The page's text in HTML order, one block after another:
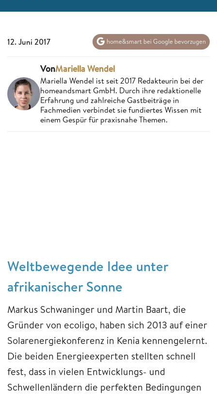
12. Juni 2017 home&smart bei Google bevorzugen
VonMariella Wendel
Mariella Wendel ist seit 2017 Redakteurin bei der
homeandsmart GmbH. Durch ihre redaktionelle
Erfahrung und zahlreiche Gastbeiträge in
Fachmedien verbindet sie fundiertes Wissen mit
einem Gespür für praxisnahe Themen.
Weltbewegende Idee unter
afrikanischer Sonne
Markus Schwaninger und Martin Baart, die
Gründer von ecoligo, haben sich 2013 auf einer
Solarenergiekonferenz in Kenia kennengelernt.
Die beiden Energieexperten stellten schnell
fest, dass in vielen Entwicklungs- und
Schwellenländern die perfekten Bedingungen